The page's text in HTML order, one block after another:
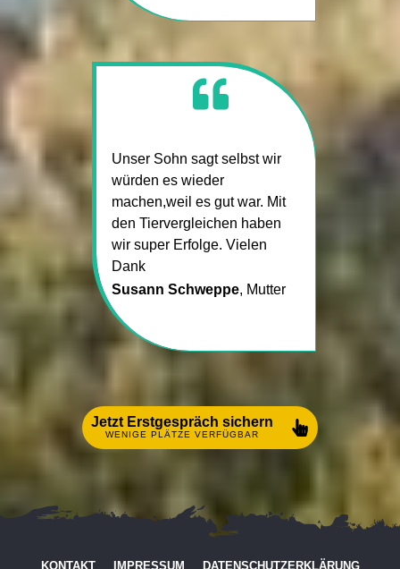
Unser Sohn sagt selbst wir
würden es wieder
machen,weil es gut war. Mit
den Tiervergleichen haben
wir super Erfolge. Vielen
Dank
Susann Schweppe, Mutter
Jetzt Erstgespräch sichern
WENIGE PLÄTZE VERFÜGBAR
KONTAKT IMPRESSUM DATENSCHUTZERKLÄRUNG